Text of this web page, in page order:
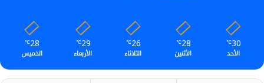
30
℃
الأحد
28
℃
الأثنين
26
℃
الثلاثاء
29
℃
الأربعاء
28
℃
الخميس